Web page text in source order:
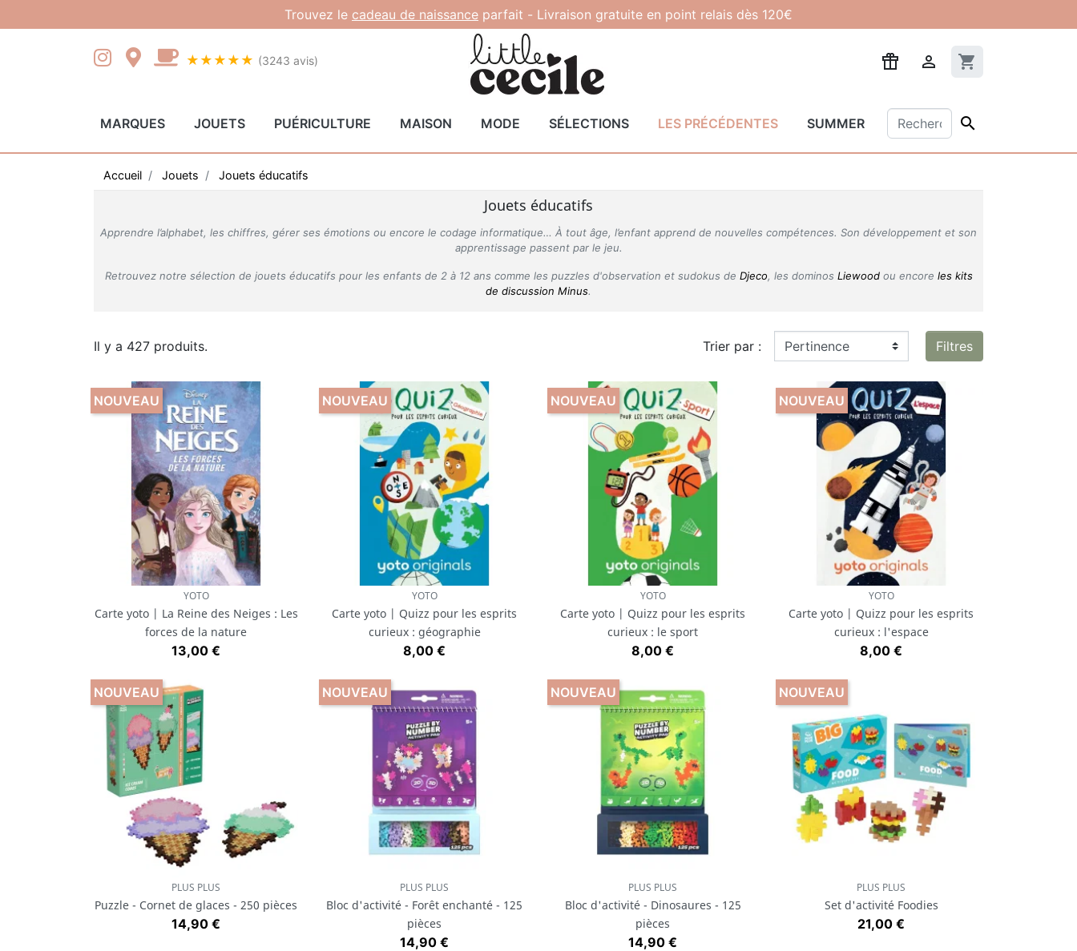
Trouvez le cadeau de naissance parfait - Livraison gratuite en point relais dès 120€
★★★★★ (3243 avis)  shopping_cart
MARQUES JOUETS PUÉRICULTURE MAISON MODE SÉLECTIONS LES PRÉCÉDENTES SUMMER 
Accueil Jouets Jouets éducatifs
Jouets éducatifs
Apprendre l’alphabet, les chiffres, gérer ses émotions ou encore le codage informatique… À tout âge, l’enfant apprend de nouvelles compétences. Son développement et son
apprentissage passent par le jeu.
Retrouvez notre sélection de jouets éducatifs pour les enfants de 2 à 12 ans comme les puzzles d'observation et sudokus de Djeco, les dominos Liewoodou encore les kits
de discussion Minus.
Il y a 427 produits. Trier par : Filtres
Aperçu rapide
YOTO
Carte yoto | La Reine des Neiges : Les
forces de la nature
Prix
13,00 €
NOUVEAU
Aperçu rapide
YOTO
Carte yoto | Quizz pour les esprits
curieux : géographie
Prix
8,00 €
NOUVEAU
Aperçu rapide
YOTO
Carte yoto | Quizz pour les esprits
curieux : le sport
Prix
8,00 €
NOUVEAU
Aperçu rapide
YOTO
Carte yoto | Quizz pour les esprits
curieux : l'espace
Prix
8,00 €
NOUVEAU
Aperçu rapide
PLUS PLUS
Puzzle - Cornet de glaces - 250 pièces
Prix
14,90 €
NOUVEAU
Aperçu rapide
PLUS PLUS
Bloc d'activité - Forêt enchanté - 125
pièces
Prix
14,90 €
NOUVEAU
Aperçu rapide
PLUS PLUS
Bloc d'activité - Dinosaures - 125
pièces
Prix
14,90 €
NOUVEAU
Aperçu rapide
PLUS PLUS
Set d'activité Foodies
Prix
21,00 €
NOUVEAU